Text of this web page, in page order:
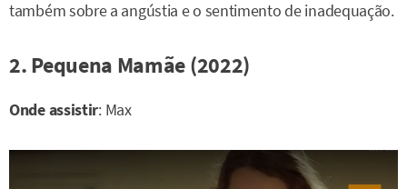
também sobre a angústia e o sentimento de inadequação.
2. Pequena Mamãe (2022)
Onde assistir: Max